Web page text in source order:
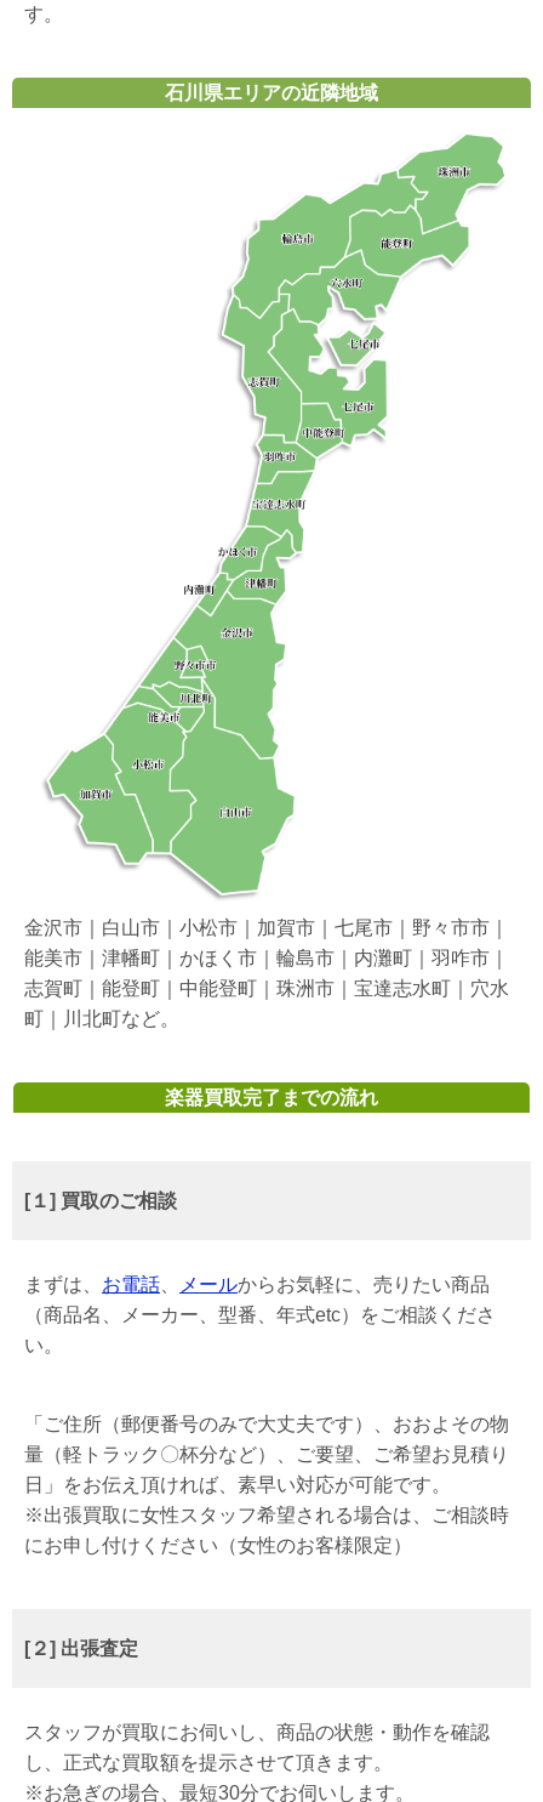
す。
石川県エリアの近隣地域
金沢市｜白山市｜小松市｜加賀市｜七尾市｜野々市市｜
能美市｜津幡町｜かほく市｜輪島市｜内灘町｜羽咋市｜
志賀町｜能登町｜中能登町｜珠洲市｜宝達志水町｜穴水
町｜川北町など。
楽器買取完了までの流れ
[１] 買取のご相談
まずは、 お電話 メールからお気軽に、売りたい商品
（商品名、メーカー、型番、年式etc）をご相談くださ
い。
「ご住所（郵便番号のみで大丈夫です）、おおよその物
量（軽トラック〇杯分など）、ご要望、ご希望お見積り
日」をお伝え頂ければ、素早い対応が可能です。
※出張買取に女性スタッフ希望される場合は、ご相談時
にお申し付けください（女性のお客様限定）
[２] 出張査定
スタッフが買取にお伺いし、商品の状態・動作を確認
し、正式な買取額を提示させて頂きます。
※お急ぎの場合、最短30分でお伺いします。